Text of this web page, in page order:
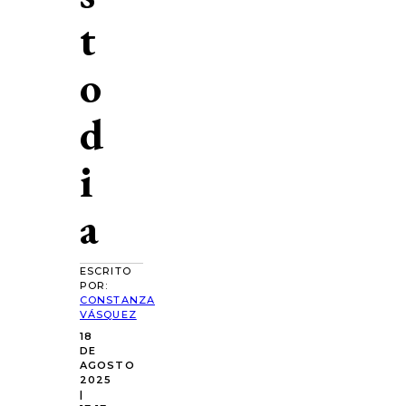
t
o
d
i
a
ESCRITO
POR:
CONSTANZA
VÁSQUEZ
18
DE
AGOSTO
2025
|